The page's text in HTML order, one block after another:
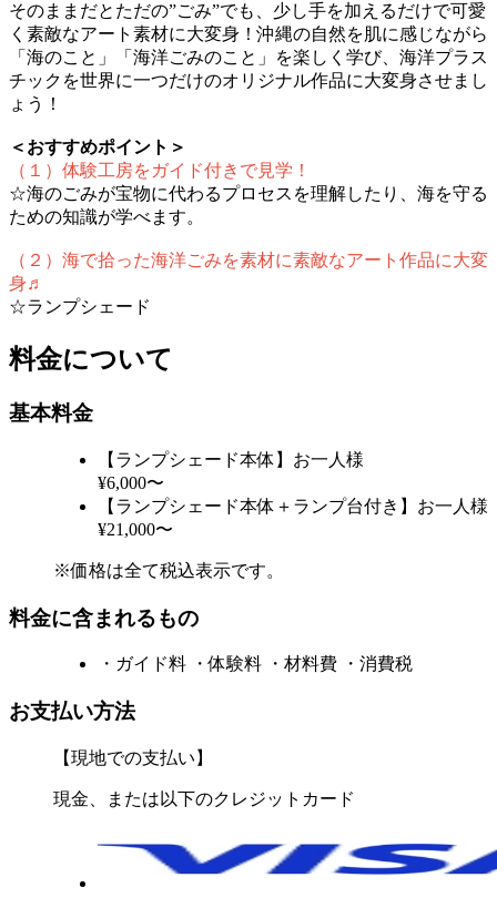
そのままだとただの”ごみ”でも、少し手を加えるだけで可愛
く素敵なアート素材に大変身！沖縄の自然を肌に感じながら
「海のこと」「海洋ごみのこと」を楽しく学び、 海洋プラス
チックを世界に一つだけのオリジナル作品に大変身させまし
ょう！
＜おすすめポイント＞
（１）体験工房をガイド付きで見学！
☆海のごみが宝物に代わるプロセスを理解したり、海を守る
ための知識が学べます。
（２）海で拾った海洋ごみを素材に素敵なアート作品に大変
身♬
☆ランプシェード
料金について
基本料金
【ランプシェード本体】お一人様
¥6,000〜
【ランプシェード本体＋ランプ台付き】お一人様
¥21,000〜
※価格は全て税込表示です。
料金に含まれるもの
・ガイド料 ・体験料 ・材料費 ・消費税
お支払い方法
【現地での支払い】
現金、または以下のクレジットカード